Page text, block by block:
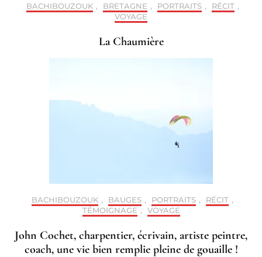
BACHIBOUZOUK , BRETAGNE , PORTRAITS , RÉCIT ,
VOYAGE
La Chaumière
BACHIBOUZOUK , BAUGES , PORTRAITS , RÉCIT ,
TÉMOIGNAGE , VOYAGE
John Cochet, charpentier, écrivain, artiste peintre,
coach, une vie bien remplie pleine de gouaille !